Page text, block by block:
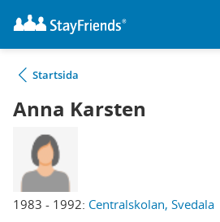
Startsida
Anna Karsten
1983 - 1992: Centralskolan, Svedala